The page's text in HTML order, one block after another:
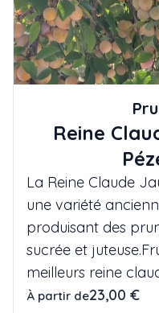
Reine
La Reine Claude
une variété
produisant des
sucrée et
meilleurs reine
À partir de23,00 €